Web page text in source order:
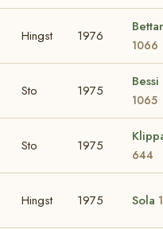
Hingst 1976
1066
Sto 1975
Bessi
1065
Sto 1975
644
Hingst 1975 Sola